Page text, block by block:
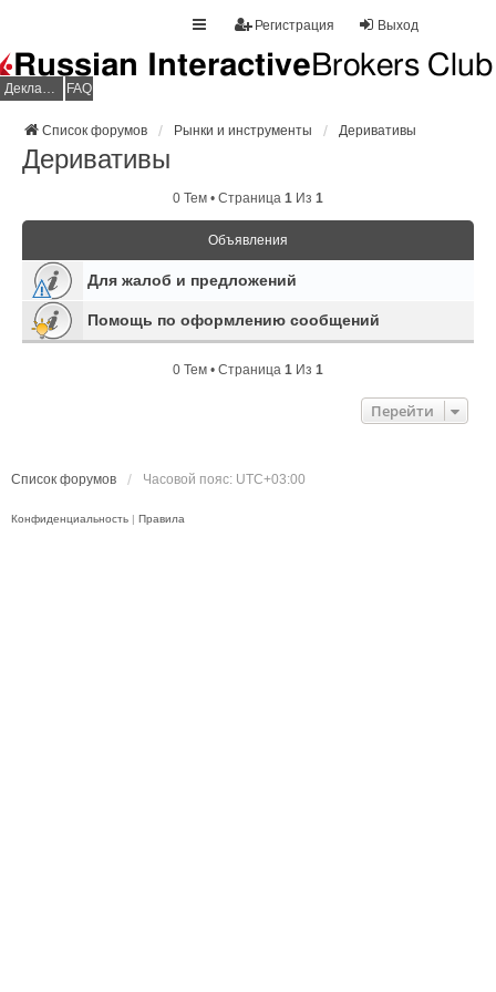
Выход
Регистрация
Декларация НДФЛ FAQ
Список форумов Рынки и инструменты Деривативы
Деривативы
0 Тем • Страница 1 Из 1
Объявления
Для жалоб и предложений
Помощь по оформлению сообщений
0 Тем • Страница 1 Из 1
Перейти
Список форумов Часовой пояс: UTC+03:00
Конфиденциальность | Правила